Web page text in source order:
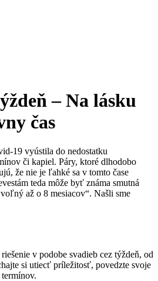
– Na lásku
čas
19 vyústila do nedostatku
či kapiel. Páry, ktoré dlhodobo
že nie je ľahké sa v tomto čase
teda môže byť známa smutná
až o 8 mesiacov“. Našli sme
v podobe svadieb cez týždeň, od
si utiecť príležitosť, povedzte svoje